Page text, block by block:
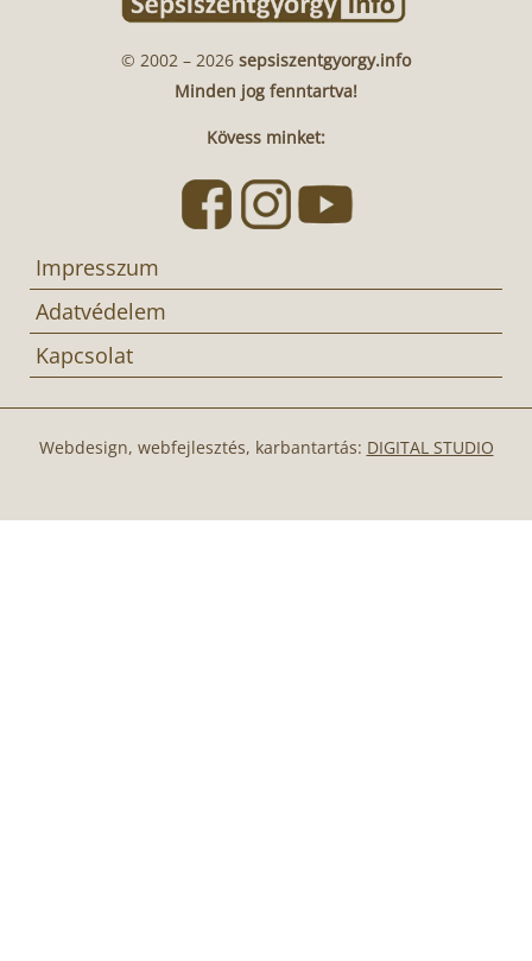
© 2002 – 2026 sepsiszentgyorgy.info
Minden jog fenntartva!
Kövess minket:
Impresszum
Adatvédelem
Kapcsolat
Webdesign, webfejlesztés, karbantartás: DIGITAL STUDIO